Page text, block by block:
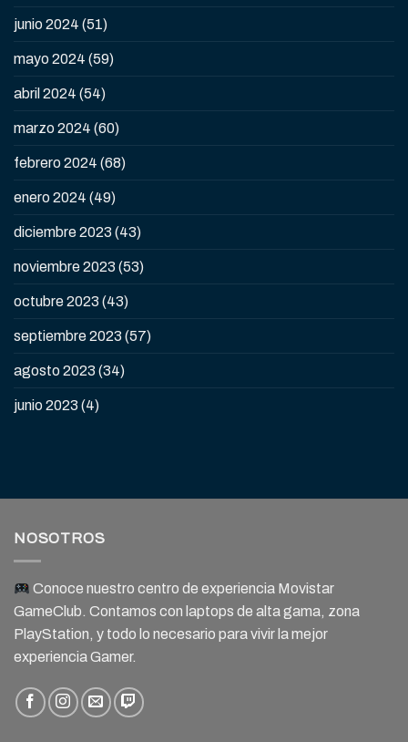
junio 2024 (51)
mayo 2024 (59)
abril 2024 (54)
marzo 2024 (60)
febrero 2024 (68)
enero 2024 (49)
diciembre 2023 (43)
noviembre 2023 (53)
octubre 2023 (43)
septiembre 2023 (57)
agosto 2023 (34)
junio 2023 (4)
NOSOTROS
Conoce nuestro centro de experiencia Movistar
GameClub. Contamos con laptops de alta gama, zona
PlayStation, y todo lo necesario para vivir la mejor
experiencia Gamer.